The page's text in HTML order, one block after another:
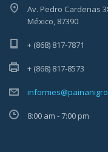
Av. Pedro Cardenas
México, 87390
+ (868) 817-7871
+ (868) 817-8573
8:00 am - 7:00 pm